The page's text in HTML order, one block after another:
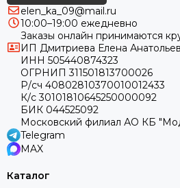
elen_ka_09@mail.ru
10:00–19:00 ежедневно
Заказы онлайн принимаются
ИП Дмитриева Елена
ИНН 505440874323
ОГРНИП 311501813700026
Р/сч 40802810370010012433
К/с 30101810645250000092
БИК 044525092
Московский филиал АО КБ
Telegram
MAX
Каталог